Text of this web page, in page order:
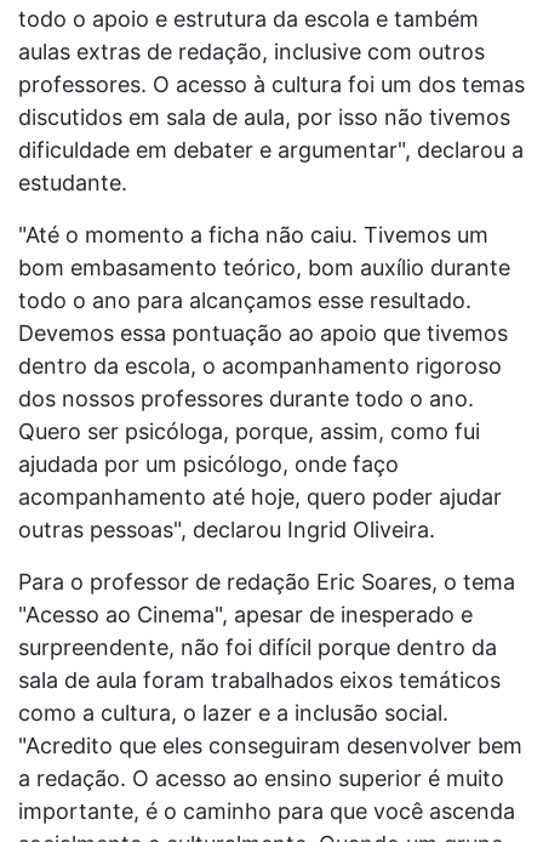
todo o apoio e estrutura da escola e também
aulas extras de redação, inclusive com outros
professores. O acesso à cultura foi um dos temas
discutidos em sala de aula, por isso não tivemos
dificuldade em debater e argumentar", declarou a
estudante.
"Até o momento a ficha não caiu. Tivemos um
bom embasamento teórico, bom auxílio durante
todo o ano para alcançamos esse resultado.
Devemos essa pontuação ao apoio que tivemos
dentro da escola, o acompanhamento rigoroso
dos nossos professores durante todo o ano.
Quero ser psicóloga, porque, assim, como fui
ajudada por um psicólogo, onde faço
acompanhamento até hoje, quero poder ajudar
outras pessoas", declarou Ingrid Oliveira.
Para o professor de redação Eric Soares, o tema
"Acesso ao Cinema", apesar de inesperado e
surpreendente, não foi difícil porque dentro da
sala de aula foram trabalhados eixos temáticos
como a cultura, o lazer e a inclusão social.
"Acredito que eles conseguiram desenvolver bem
a redação. O acesso ao ensino superior é muito
importante, é o caminho para que você ascenda